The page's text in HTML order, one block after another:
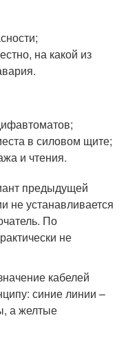
на какой из
в силовом щите;
и чтения.
предыдущей
не устанавливается
По
не
кабелей
синие линии –
а желтые